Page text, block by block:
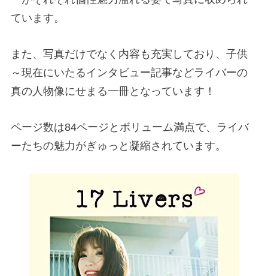
ています。
また、写真だけでなく内容も充実しており、子供
～現在にいたるインタビュー記事などライバーの
真の人物像にせまる一冊となっています！
ページ数は84ページとボリューム満点で、ライバ
ーたちの魅力がぎゅっと凝縮されています。